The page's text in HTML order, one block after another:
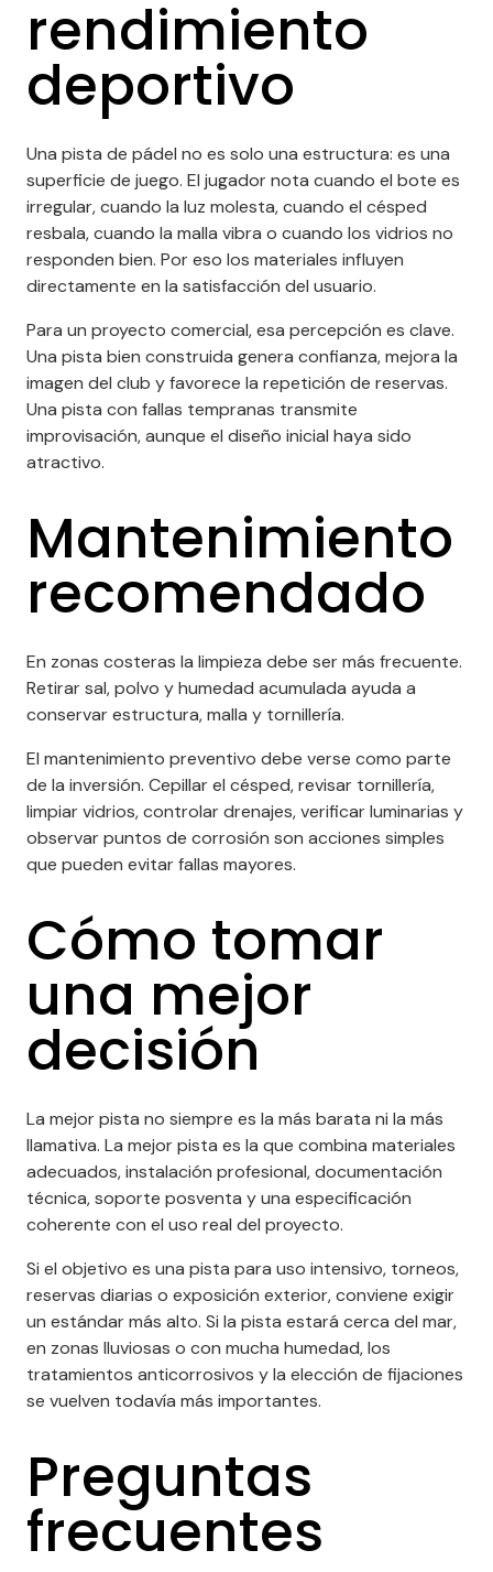
rendimiento
deportivo
Una pista de pádel no es solo una estructura: es una
superficie de juego. El jugador nota cuando el bote es
irregular, cuando la luz molesta, cuando el césped
resbala, cuando la malla vibra o cuando los vidrios no
responden bien. Por eso los materiales influyen
directamente en la satisfacción del usuario.
Para un proyecto comercial, esa percepción es clave.
Una pista bien construida genera confianza, mejora la
imagen del club y favorece la repetición de reservas.
Una pista con fallas tempranas transmite
improvisación, aunque el diseño inicial haya sido
atractivo.
Mantenimiento
recomendado
En zonas costeras la limpieza debe ser más frecuente.
Retirar sal, polvo y humedad acumulada ayuda a
conservar estructura, malla y tornillería.
El mantenimiento preventivo debe verse como parte
de la inversión. Cepillar el césped, revisar tornillería,
limpiar vidrios, controlar drenajes, verificar luminarias y
observar puntos de corrosión son acciones simples
que pueden evitar fallas mayores.
Cómo tomar
una mejor
decisión
La mejor pista no siempre es la más barata ni la más
llamativa. La mejor pista es la que combina materiales
adecuados, instalación profesional, documentación
técnica, soporte posventa y una especificación
coherente con el uso real del proyecto.
Si el objetivo es una pista para uso intensivo, torneos,
reservas diarias o exposición exterior, conviene exigir
un estándar más alto. Si la pista estará cerca del mar,
en zonas lluviosas o con mucha humedad, los
tratamientos anticorrosivos y la elección de fijaciones
se vuelven todavía más importantes.
Preguntas
frecuentes